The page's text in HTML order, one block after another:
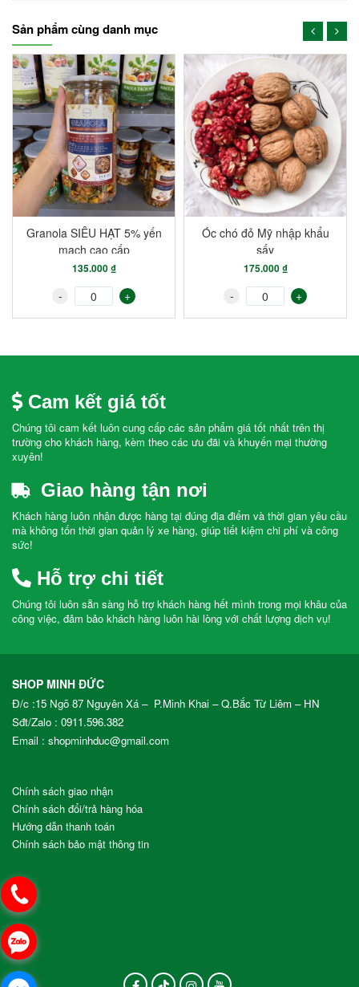
Sản phẩm cùng danh mục
Granola SIÊU HẠT 5% yến
mạch cao cấp
135.000 ₫
- +
Óc chó đỏ Mỹ nhập khẩu
sấy
175.000 ₫
- +
Cam kết giá tốt
Chúng tôi cam kết luôn cung cấp các sản phẩm giá tốt nhất trên thị
trường cho khách hàng, kèm theo các ưu đãi và khuyến mại thường
xuyên!
Giao hàng tận nơi
Khách hàng luôn nhận được hàng tại đúng địa điểm và thời gian yêu cầu
mà không tốn thời gian quản lý xe hàng, giúp tiết kiệm chi phí và công
sức!
Hỗ trợ chi tiết
Chúng tôi luôn sẵn sàng hỗ trợ khách hàng hết mình trong mọi khâu của
công việc, đảm bảo khách hàng luôn hài lòng với chất lượng dịch vụ!
SHOP MINH ĐỨC
Đ/c :15 Ngõ 87 Nguyên Xá – P.Minh Khai – Q.Bắc Từ Liêm – HN
Sđt/Zalo : 0911.596.382
Email : shopminhduc@gmail.com
Chính sách giao nhận
Chính sách đổi/trả hàng hóa
Hướng dẫn thanh toán
Chính sách bảo mật thông tin